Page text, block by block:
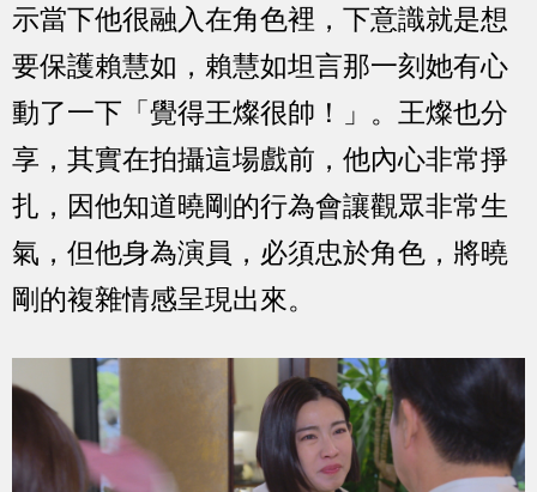
示當下他很融入在角色裡，下意識就是想
要保護賴慧如，賴慧如坦言那一刻她有心
動了一下「覺得王燦很帥！」。王燦也分
享，其實在拍攝這場戲前，他內心非常掙
扎，因他知道曉剛的行為會讓觀眾非常生
氣，但他身為演員，必須忠於角色，將曉
剛的複雜情感呈現出來。